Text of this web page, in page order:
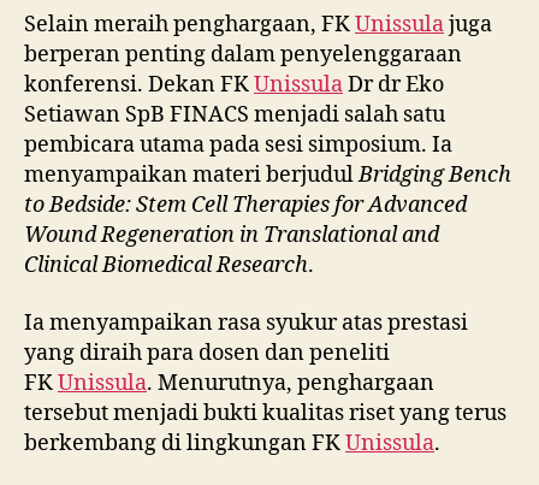
Selain meraih penghargaan, FKUnissulajuga
berperan penting dalam penyelenggaraan
konferensi. Dekan FKUnissulaDr dr Eko
Setiawan SpB FINACS menjadi salah satu
pembicara utama pada sesi simposium. Ia
menyampaikan materi berjudulBridging Bench
to Bedside: Stem Cell Therapies for Advanced
Wound Regeneration in Translational and
Clinical Biomedical Research.
Ia menyampaikan rasa syukur atas prestasi
yang diraih para dosen dan peneliti
FKUnissula. Menurutnya, penghargaan
tersebut menjadi bukti kualitas riset yang terus
berkembang di lingkungan FKUnissula.